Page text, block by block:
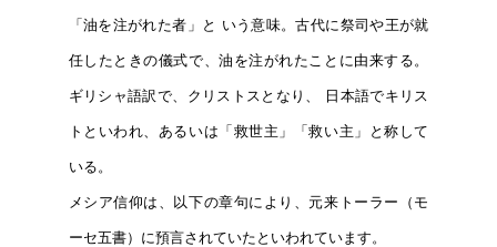
「油を注がれた者」と いう意味。古代に祭司や王が就
任したときの儀式で、油を注がれたことに由来する。
ギリシャ語訳で、クリストスとなり、 日本語でキリス
トといわれ、あるいは「救世主」「救い主」と称して
いる。
メシア信仰は、以下の章句により、元来トーラー（モ
ーセ五書）に預言されていたといわれています。